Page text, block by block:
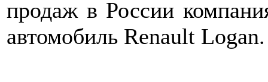
продаж в России
автомобиль Renault Logan.